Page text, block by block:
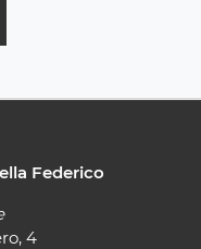
Federico
4